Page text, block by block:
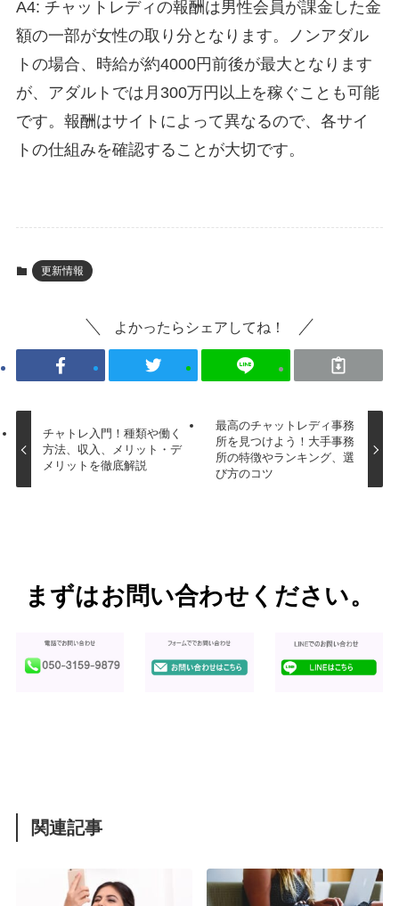
A4: チャットレディの報酬は男性会員が課金した金
額の一部が女性の取り分となります。ノンアダル
トの場合、時給が約4000円前後が最大となります
が、アダルトでは月300万円以上を稼ぐことも可能
です。報酬はサイトによって異なるので、各サイ
トの仕組みを確認することが大切です。
更新情報
よかったらシェアしてね！
チャトレ入門！種類や働く
方法、収入、メリット・デ
メリットを徹底解説
最高のチャットレディ事務
所を見つけよう！大手事務
所の特徴やランキング、選
び方のコツ
まずはお問い合わせください。
関連記事